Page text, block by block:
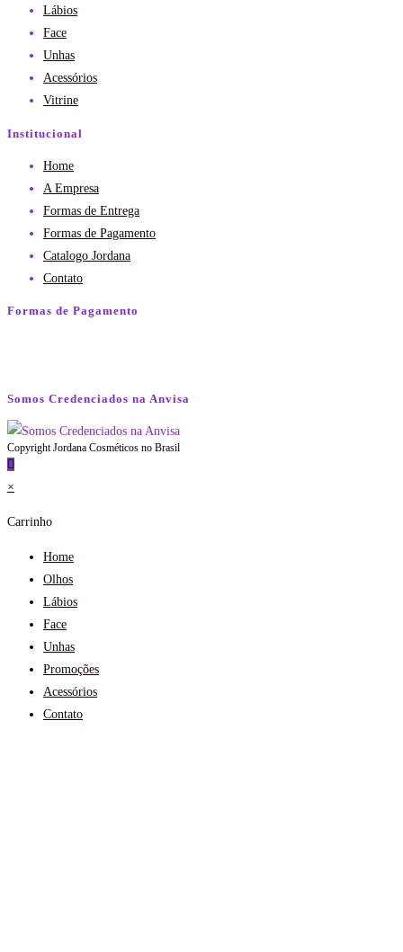
Lábios
Face
Unhas
Acessórios
Vitrine
Institucional
Home
A Empresa
Formas de Entrega
Formas de Pagamento
Catalogo Jordana
Contato
Formas de Pagamento
Somos Credenciados na Anvisa
Copyright Jordana Cosméticos no Brasil
×
Carrinho
Home
Olhos
Lábios
Face
Unhas
Promoções
Acessórios
Contato